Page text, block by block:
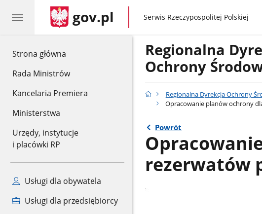
Strona główna
Rada Ministrów
Kancelaria Premiera
Ministerstwa
Urzędy, instytucje
i placówki RP
Usługi dla obywatela
Usługi dla przedsiębiorcy
gov.pl gov.pl
Serwis Rzeczypospolitej Polskiej
Regionalna
Ochrony
Regionalna Dyrekcja Ochrony
Opracowanie planów ochrony
Powrót
rezerwatów